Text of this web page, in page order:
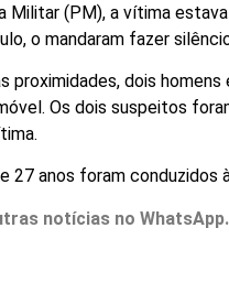
Militar (PM), a vítima
o mandaram fazer
proximidades, dois
Os dois suspeitos
27 anos foram conduzidos
notícias no WhatsApp.